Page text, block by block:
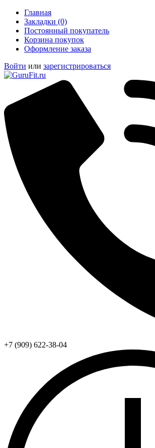
Главная
Закладки (0)
Постоянный покупатель
Корзина покупок
Оформление заказа
Войти или зарегистрироваться
+7 (909) 622-38-04